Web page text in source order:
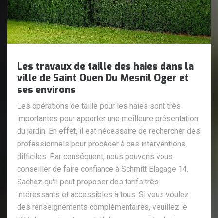
Les travaux de taille des haies dans la
ville de Saint Ouen Du Mesnil Oger et
ses environs
Les opérations de taille pour les haies sont très
importantes pour apporter une meilleure présentation
du jardin. En effet, il est nécessaire de rechercher des
professionnels pour procéder à ces interventions
difficiles. Par conséquent, nous pouvons vous
conseiller de faire confiance à Schmitt Elagage 14.
Sachez qu'il peut proposer des tarifs très
intéressants et accessibles à tous. Si vous voulez
des renseignements complémentaires, veuillez le